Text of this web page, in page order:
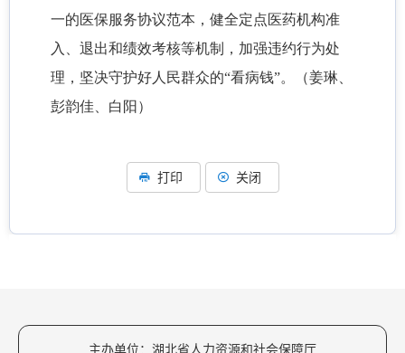
一的医保服务协议范本，健全定点医药机构准
入、退出和绩效考核等机制，加强违约行为处
理，坚决守护好人民群众的“看病钱”。（姜琳、
彭韵佳、白阳）
打印 关闭
主办单位：湖北省人力资源和社会保障厅